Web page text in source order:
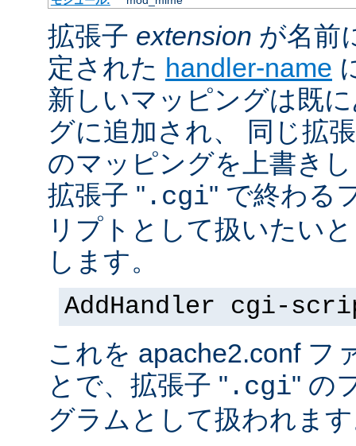
拡張子 extension が名前
定された handler-name
新しいマッピングは既
グに追加され、 同じ拡
のマッピングを上書き
拡張子 " .cgi" で終わる
リプトとして扱いたい
します。
AddHandler cgi-
これを apache2.conf フ
とで、拡張子 " .cgi" の
グラムとして扱われま